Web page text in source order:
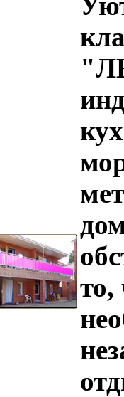
то,